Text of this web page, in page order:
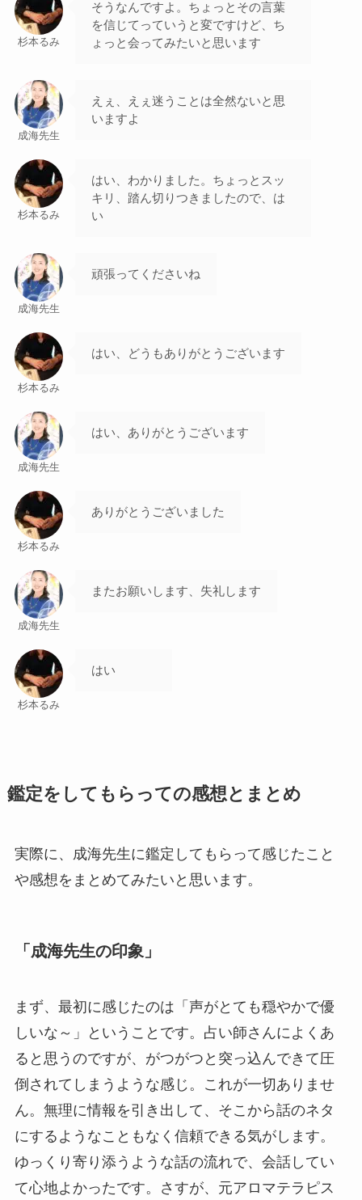
杉本るみ
そうなんですよ。ちょっとその言葉
を信じてっていうと変ですけど、ち
ょっと会ってみたいと思います
成海先生
えぇ、えぇ迷うことは全然ないと思
いますよ
杉本るみ
はい、わかりました。ちょっとスッ
キリ、踏ん切りつきましたので、は
い
成海先生
頑張ってくださいね
杉本るみ
はい、どうもありがとうございます
成海先生
はい、ありがとうございます
杉本るみ
ありがとうございました
成海先生
またお願いします、失礼します
杉本るみ
はい
鑑定をしてもらっての感想とまとめ
実際に、成海先生に鑑定してもらって感じたこと
や感想をまとめてみたいと思います。
「成海先生の印象」
まず、最初に感じたのは「声がとても穏やかで優
しいな～」ということです。占い師さんによくあ
ると思うのですが、がつがつと突っ込んできて圧
倒されてしまうような感じ。これが一切ありませ
ん。無理に情報を引き出して、そこから話のネタ
にするようなこともなく信頼できる気がします。
ゆっくり寄り添うような話の流れで、会話してい
て心地よかったです。さすが、元アロマテラピス